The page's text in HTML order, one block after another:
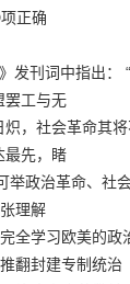
正确
发刊词中指出： “
罢工与无
炽，社会革命其
最先，睹
举政治革命、社
理解
全学习欧美的政
翻封建专制统治